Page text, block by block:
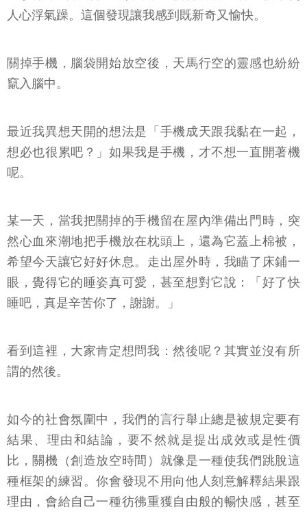
人心浮氣躁。這個發現讓我感到既新奇又愉快。
關掉手機，腦袋開始放空後，天馬行空的靈感也紛紛
竄入腦中。
最近我異想天開的想法是「手機成天跟我黏在一起，
想必也很累吧？」如果我是手機，才不想一直開著機
呢。
某一天，當我把關掉的手機留在屋內準備出門時，突
然心血來潮地把手機放在枕頭上，還為它蓋上棉被，
希望今天讓它好好休息。走出屋外時，我瞄了床鋪一
眼，覺得它的睡姿真可愛，甚至想對它說：「好了快
睡吧，真是辛苦你了，謝謝。」
看到這裡，大家肯定想問我：然後呢？其實並沒有所
謂的然後。
如今的社會氛圍中，我們的言行舉止總是被規定要有
結果、理由和結論，要不然就是提出成效或是性價
比，關機（創造放空時間）就像是一種使我們跳脫這
種框架的練習。你會發現不用向他人刻意解釋結果跟
理由，會給自己一種彷彿重獲自由般的暢快感，甚至